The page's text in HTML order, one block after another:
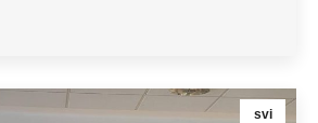
svi